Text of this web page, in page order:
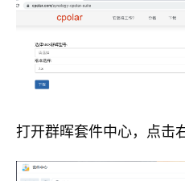
打开群晖套件中心，点击